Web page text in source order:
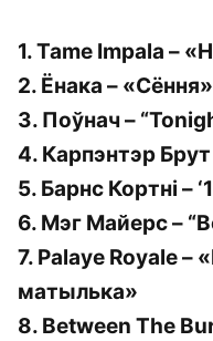
1. Tame Impala –
2. Ёнака – «Сёння»
3. Поўнач –
4. Карпэнтэр
5. Барнс Кортні –
6. Мэг Майерс –
7. Palaye Royale –
матылька»
8. Between The